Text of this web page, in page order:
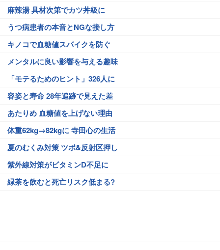
麻辣湯 具材次第でカツ丼級に
うつ病患者の本音とNGな接し方
キノコで血糖値スパイクを防ぐ
メンタルに良い影響を与える趣味
「モテるためのヒント」326人に
容姿と寿命 28年追跡で見えた差
あたりめ 血糖値を上げない理由
体重62kg→82kgに 寺田心の生活
夏のむくみ対策 ツボ&反射区押し
紫外線対策がビタミンD不足に
緑茶を飲むと死亡リスク低まる?